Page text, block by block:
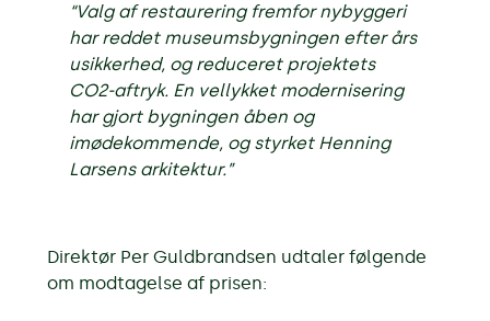
“Valg af restaurering fremfor nybyggeri
har reddet museumsbygningen efter års
usikkerhed, og reduceret projektets
CO2-aftryk. En vellykket modernisering
har gjort bygningen åben og
imødekommende, og styrket Henning
Larsens arkitektur.”
Direktør Per Guldbrandsen udtaler følgende
om modtagelse af prisen: